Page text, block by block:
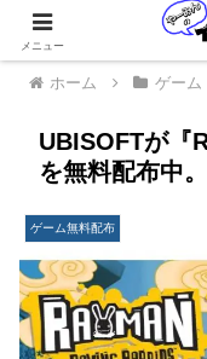
ホーム ゲーム
UBISOFTが『
を無料配布中。
ゲーム無料配布
メニュー